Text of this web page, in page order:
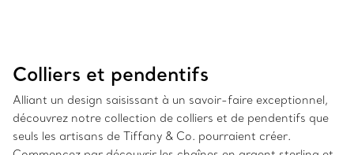
Colliers et pendentifs
Alliant un design saisissant à un savoir-faire exceptionnel,
découvrez notre collection de colliers et de pendentifs que
seuls les artisans de Tiffany & Co. pourraient créer.